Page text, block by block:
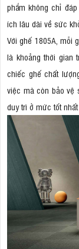
phẩm không chỉ
ích lâu dài về sức
Với ghế 1805A, mỗi
là khoảng thời gian
chiếc ghế chất
việc mà còn bảo vệ
duy trì ở mức tốt